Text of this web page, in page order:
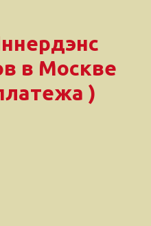
в Москве
)